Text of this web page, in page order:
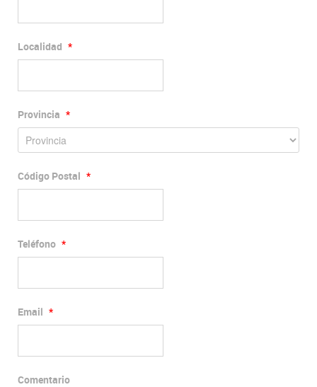
Localidad *
Provincia *
Código Postal *
Teléfono *
Email *
Comentario